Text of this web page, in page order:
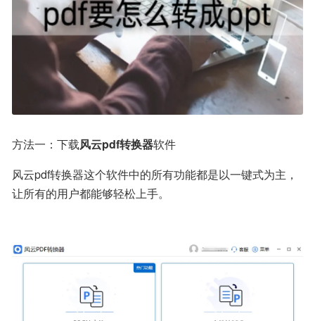
方法一：下载风云pdf转换器软件
风云pdf转换器这个软件中的所有功能都是以一键式为主，
让所有的用户都能够轻松上手。